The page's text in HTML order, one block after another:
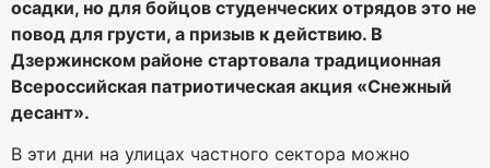
осадки, но для бойцов студенческих отрядов это не
повод для грусти, а призыв к действию. В
Дзержинском районе стартовала традиционная
Всероссийская патриотическая акция «Снежный
десант».
В эти дни на улицах частного сектора можно